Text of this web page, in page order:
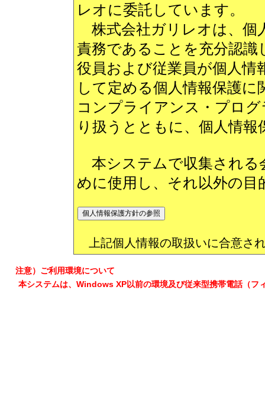
レオに委託しています。
株式会社ガリレオは、個
責務であることを充分認識
役員および従業員が個人情
して定める個人情報保護に
コンプライアンス・プロ
り扱うとともに、個人情
本システムで収集される
めに使用し、それ以外の目
上記個人情報の取扱いに合意さ
注意）ご利用環境について
本システムは、Windows XP以前の環境及び従来型携帯電話（フ